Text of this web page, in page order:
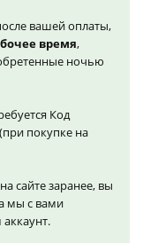
вашей оплаты,
время,
ночью
Код
покупке на
сайте заранее, вы
мы с вами